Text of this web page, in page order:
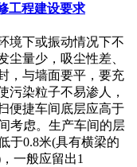
工程建设要求
境下或振动情况下不
尘量少，吸尘性差、
，与墙面要平，要充
污染粒子不易渗人，
便捷车间底层应高于
考虑。生产车间的层
于0.8米(具有横梁的
一般应留出1